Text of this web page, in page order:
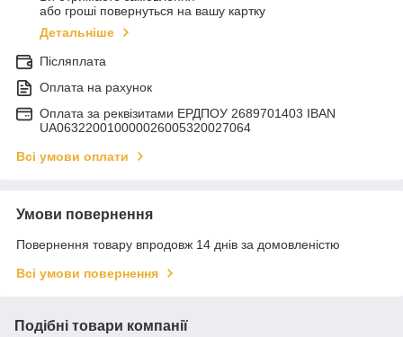
або гроші повернуться на вашу картку
Детальніше
Післяплата
Оплата на рахунок
Оплата за реквізитами ЕРДПОУ 2689701403 IBAN
UA063220010000026005320027064
Всі умови оплати
Умови повернення
Повернення товару впродовж 14 днів за домовленістю
Всі умови повернення
Подібні товари компанії